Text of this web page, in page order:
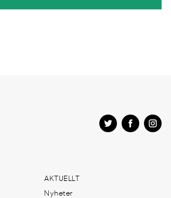
AKTUELLT
Nyheter